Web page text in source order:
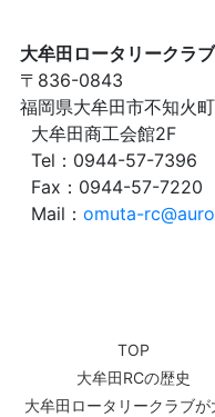
大牟田ロータリークラブ
〒836-0843
福岡県大牟田市不知火
大牟田商工会館2F
Tel：0944-57-7396
Fax：0944-57-7220
Mail：omuta-
TOP
大牟田RCの歴史
大牟田ロータリークラブが